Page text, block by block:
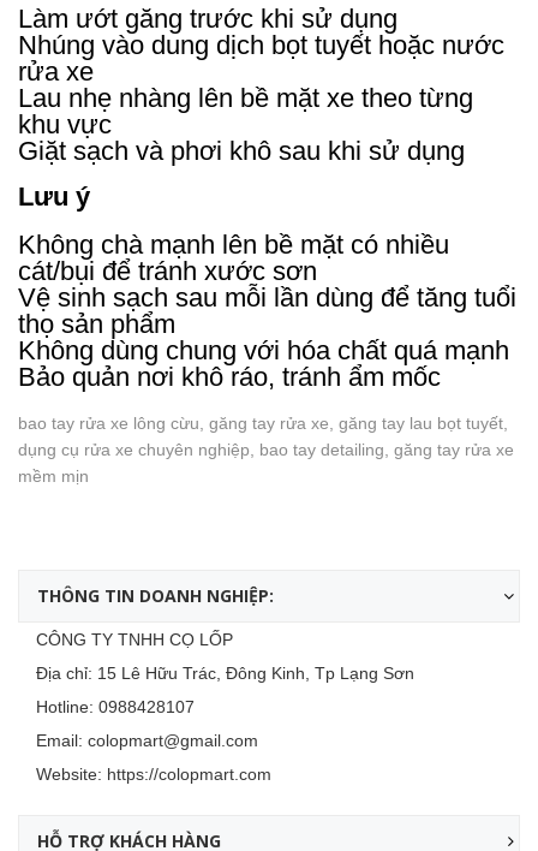
Làm ướt găng trước khi sử dụng
Nhúng vào dung dịch bọt tuyết hoặc nước
rửa xe
Lau nhẹ nhàng lên bề mặt xe theo từng
khu vực
Giặt sạch và phơi khô sau khi sử dụng
Lưu ý
Không chà mạnh lên bề mặt có nhiều
cát/bụi để tránh xước sơn
Vệ sinh sạch sau mỗi lần dùng để tăng tuổi
thọ sản phẩm
Không dùng chung với hóa chất quá mạnh
Bảo quản nơi khô ráo, tránh ẩm mốc
bao tay rửa xe lông cừu, găng tay rửa xe, găng tay lau bọt tuyết,
dụng cụ rửa xe chuyên nghiệp, bao tay detailing, găng tay rửa xe
mềm mịn
THÔNG TIN DOANH NGHIỆP:
CÔNG TY TNHH CỌ LỐP
Địa chỉ: 15 Lê Hữu Trác, Đông Kinh, Tp Lạng Sơn
Hotline: 0988428107
Email: colopmart@gmail.com
Website: https://colopmart.com
HỖ TRỢ KHÁCH HÀNG